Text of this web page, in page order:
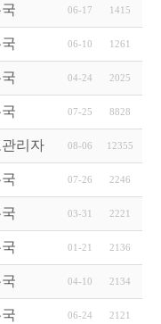
공모전 개최
06-17 1415
(신규.재강습)
06-10 1261
를 활용한 MICE행사
04-24 2025
스 안내 07-25 8828
득세)감면 제도 안내
리자 08-06 12355
자 예산 소진에 따른 접
07-26 2246
공모전 개최
03-31 2221
기금 융자사업 공고 안
01-21 2136
전담여행사 선정 결과
04-10 2134
기금” 융자 관련 설명
06-24 2121